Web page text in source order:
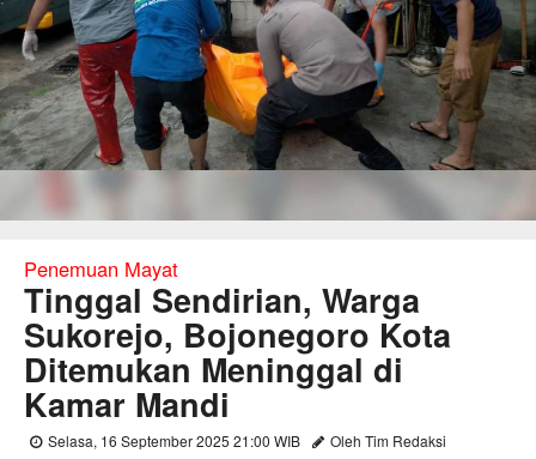
Penemuan Mayat
Tinggal Sendirian, Warga
Sukorejo, Bojonegoro Kota
Ditemukan Meninggal di
Kamar Mandi
Selasa, 16 September 2025 21:00 WIB Oleh Tim Redaksi